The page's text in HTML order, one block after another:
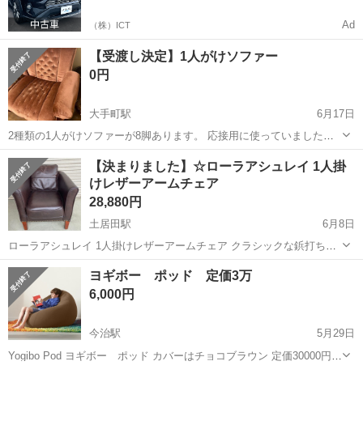
（株）ICT Ad
【受渡し決定】1人がけソファー
0円
大手町駅
6月17日
2種類の1人がけソファーが8脚あります。 応接用に使っていました。
古いですが、破れ等もなくクッションもそこまでへたっていないので
使えます。 両端に肘置きがついていますので、端のソファー2つを組
み合わせて2人がけソファーに...
愛媛 松山市 大手町駅 ソファ
【決まりました】☆ローラアシュレイ 1人掛
けレザーアームチェア
28,880円
土居田駅
6月8日
ローラアシュレイ 1人掛けレザーアームチェア クラシックな鋲打ちデ
ザインとVの刺繍が特徴的な、落ち着いたダークブラウンの1人掛けソ
ファです。 側面に小さな擦り傷があります。 リユース品の為、ご理解
いただける方で...
愛媛 松山市 土居田駅 ソファ
ヨギボー ポッド 定価3万
6,000円
今治駅
5月29日
Yogibo Pod ヨギボー ポッド カバーはチョコブラウン 定価30000円程